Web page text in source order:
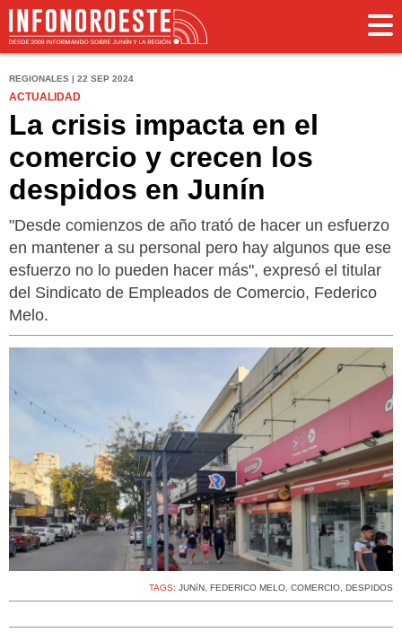
REGIONALES | 22 SEP 2024
ACTUALIDAD
La crisis impacta en el
comercio y crecen los
despidos en Junín
"Desde comienzos de año trató de hacer un esfuerzo
en mantener a su personal pero hay algunos que ese
esfuerzo no lo pueden hacer más", expresó el titular
del Sindicato de Empleados de Comercio, Federico
Melo.
TAGS: JUNíN, FEDERICO MELO, COMERCIO, DESPIDOS